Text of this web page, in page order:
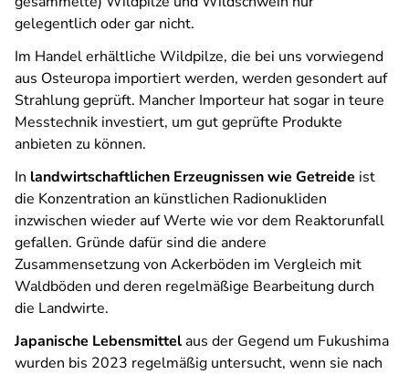
gelegentlich oder gar nicht.
Im Handel erhältliche Wildpilze, die bei uns vorwiegend
aus Osteuropa importiert werden, werden gesondert auf
Strahlung geprüft. Mancher Importeur hat sogar in teure
Messtechnik investiert, um gut geprüfte Produkte
anbieten zu können.
In landwirtschaftlichen Erzeugnissen wie Getreide ist
die Konzentration an künstlichen Radionukliden
inzwischen wieder auf Werte wie vor dem Reaktorunfall
gefallen. Gründe dafür sind die andere
Zusammensetzung von Ackerböden im Vergleich mit
Waldböden und deren regelmäßige Bearbeitung durch
die Landwirte.
Japanische Lebensmittelaus der Gegend um Fukushima
wurden bis 2023 regelmäßig untersucht, wenn sie nach